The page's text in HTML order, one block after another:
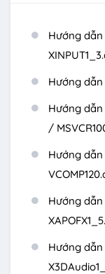
Hướng
Hướng
Hướng dẫn
/
Hướng
Hướng
Hướng